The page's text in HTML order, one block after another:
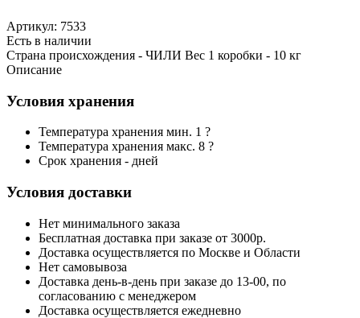
Артикул: 7533
Есть в наличии
Страна происхождения - ЧИЛИ Вес 1 коробки - 10 кг
Описание
Условия хранения
Температура хранения мин. 1 ?
Температура хранения макс. 8 ?
Срок хранения - дней
Условия доставки
Нет минимального заказа
Бесплатная доставка при заказе от 3000р.
Доставка осуществляется по Москве и Области
Нет самовывоза
Доставка день-в-день при заказе до 13-00, по
согласованию с менеджером
Доставка осуществляется ежедневно